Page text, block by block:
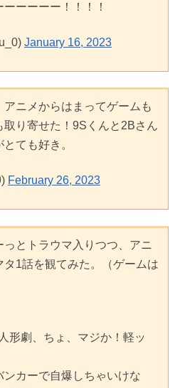
ーーーー！！！！
January 16, 2023
ニメからはまってゲームも
取り寄せた！9Sくんと2Bさん
ても好き。
February 26, 2023
とトラウマ入りつつ、アニ
タ1話を観てみた。（ゲームは
形劇、ちょ、マジか！軽ッ
ンカーで自爆しちゃいけな